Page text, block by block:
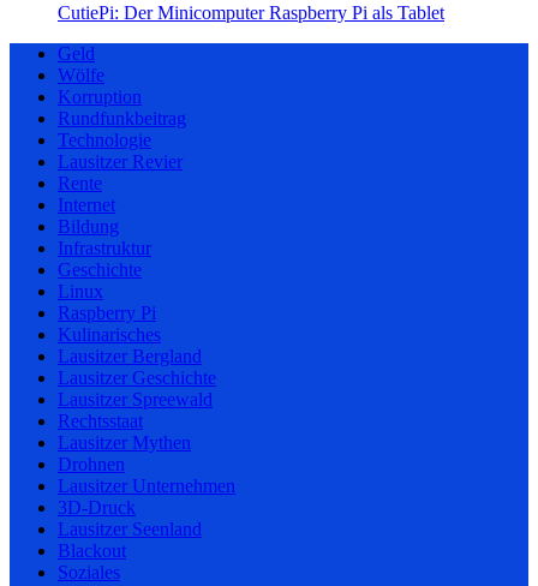
CutiePi: Der Minicomputer Raspberry Pi als Tablet
Geld
Wölfe
Korruption
Rundfunkbeitrag
Technologie
Lausitzer Revier
Rente
Internet
Bildung
Infrastruktur
Geschichte
Linux
Raspberry Pi
Kulinarisches
Lausitzer Bergland
Lausitzer Geschichte
Lausitzer Spreewald
Rechtsstaat
Lausitzer Mythen
Drohnen
Lausitzer Unternehmen
3D-Druck
Lausitzer Seenland
Blackout
Soziales